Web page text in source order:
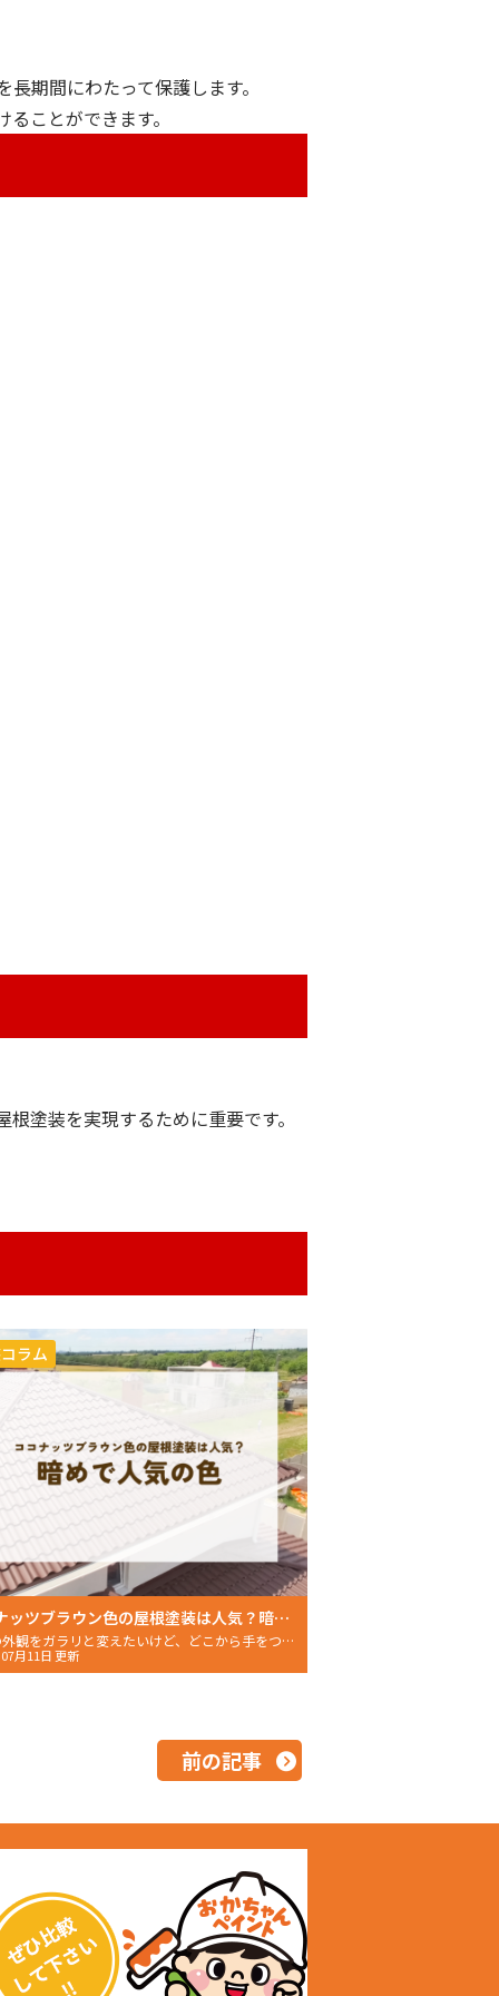
期間にわたって保護します。
ことができます。
塗装を実現するために重要です。
ココナッツブラウン色の屋根塗装は人気？暗めで人気の色を紹介
自宅の外観をガラリと変えたいけど、どこから手をつければいい
月11日 更新
ラム
前の記事